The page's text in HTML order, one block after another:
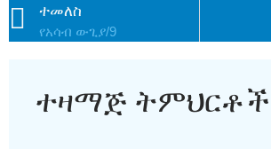
ተመለስ
የአሳብ ውጊያ/9
ተዛማጅ ትምህርቶች